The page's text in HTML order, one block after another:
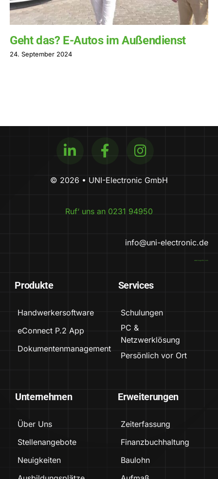
Geht das? E-Autos im Außendienst
24. September 2024
Produkte
Handwerkersoftware
eConnect P.2 App
Dokumentenmanagement
Services
Schulungen
PC &
Netzwerklösung
Persönlich vor Ort
Erweiterungen
Zeiterfassung
Finanzbuchhaltung
Baulohn
Unternehmen
Über Uns
Stellenangebote
Neuigkeiten
© 2026 • UNI-Electronic GmbH
Ruf‘ uns an 0231 94950
info@uni-electronic.de
www.magnific.com